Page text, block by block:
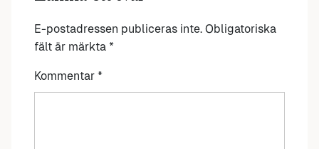
E-postadressen publiceras inte. Obligatoriska
fält är märkta *
Kommentar *